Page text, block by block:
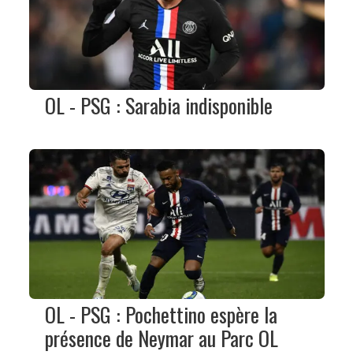
OL - PSG : Sarabia indisponible
OL - PSG : Pochettino espère la
présence de Neymar au Parc OL